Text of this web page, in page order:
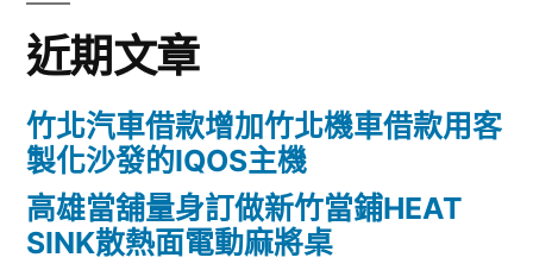
近期文章
竹北汽車借款增加竹北機車借款用客
製化沙發的IQOS主機
高雄當舖量身訂做新竹當鋪HEAT
SINK散熱面電動麻將桌